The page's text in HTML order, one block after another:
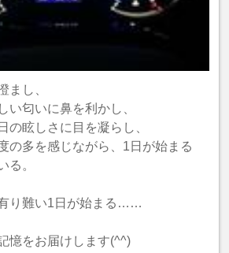
まし、
い匂いに鼻を利かし、
の眩しさに目を凝らし、
の多を感じながら、1日が始まる
る。
り難い1日が始まる……
憶をお届けします(^^)